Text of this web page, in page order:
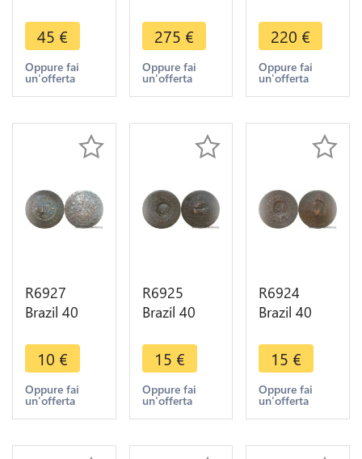
II 1869 AU -
> Make
offer
45 €
Oppure fai
un'offerta
Joao Prince
Regent
1806 No
Mint Lisboa
275 €
Oppure fai
un'offerta
1799 ->
Make offer
220 €
Oppure fai
un'offerta
R6927
Brazil 40
1827 R Rio
Janeiro ->
Make offer
10 €
Oppure fai
un'offerta
R6925
Brazil 40
Countermarked
80 Réis
Pedro I
1829 R Rio
M offer
15 €
Oppure fai
un'offerta
R6924
Brazil 40
Countermarked
80 Réis
Pedro I
1828 R Rio
M offer
15 €
Oppure fai
un'offerta